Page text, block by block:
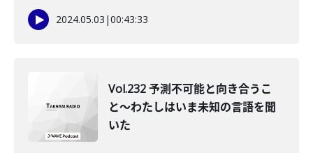
2024.05.03 |00:43:33
Vol.232 予測不可能と向き合うこ
と〜わたしはいま未知の言語を聞
いた